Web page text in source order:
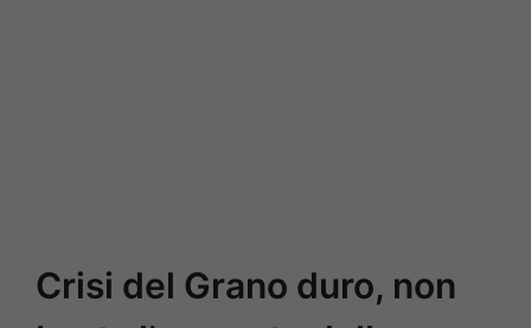
Crisi del Grano duro, non